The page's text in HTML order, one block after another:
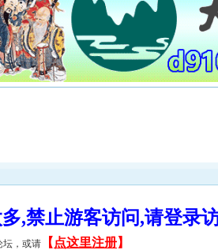
多,禁止游客访问,请登
坛，或请 【 点这里注册】